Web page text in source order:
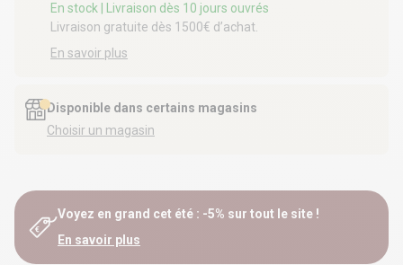
En stock
| Livraison dès 10 jours ouvrés
Livraison gratuite dès 1500€ d’achat.
En savoir plus
Disponible dans certains magasins
Choisir un magasin
Voyez en grand cet été : -5% sur tout le site !
En savoir plus